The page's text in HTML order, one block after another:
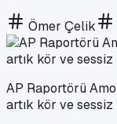
Ömer Çelik
AP Raportörü
artık kör ve